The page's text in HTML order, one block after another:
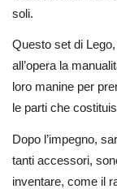
soli.
Questo set di
all’opera la
loro manine per
le parti che
Dopo l’impegno,
tanti accessori,
inventare, come il